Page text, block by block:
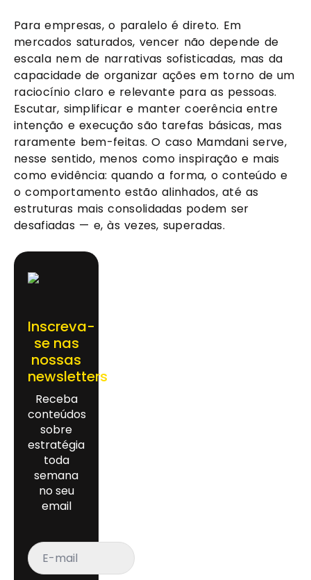
Para empresas, o paralelo é direto. Em
mercados saturados, vencer não depende de
escala nem de narrativas sofisticadas, mas da
capacidade de organizar ações em torno de um
raciocínio claro e relevante para as pessoas.
Escutar, simplificar e manter coerência entre
intenção e execução são tarefas básicas, mas
raramente bem-feitas. O caso Mamdani serve,
nesse sentido, menos como inspiração e mais
como evidência: quando a forma, o conteúdo e
o comportamento estão alinhados, até as
estruturas mais consolidadas podem ser
desafiadas — e, às vezes, superadas.
Inscreva-
se nas
nossas
newsletters
Receba
conteúdos
sobre
estratégia
toda
semana
no seu
email
E-
mail
*